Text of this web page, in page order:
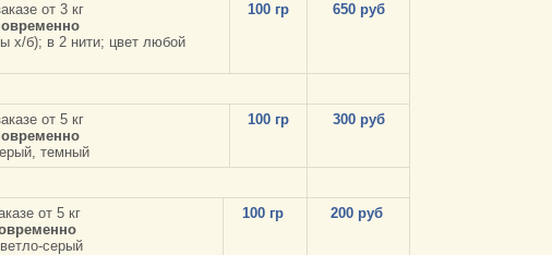
от 3 кг
х/б); в 2 нити; цвет любой
100 гр 650 руб
от 5 кг
темный
100 гр 300 руб
от 5 кг
серый
100 гр 200 руб